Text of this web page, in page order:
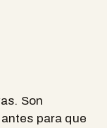
Son
para que